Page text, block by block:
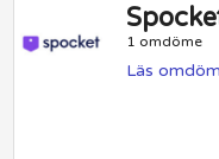
1 omdöme
Läs